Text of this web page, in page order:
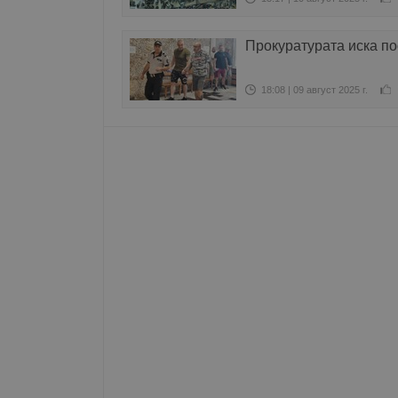
Прокуратурата иска
18:08 | 09 август 2025 г.